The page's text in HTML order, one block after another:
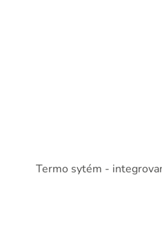
Termo sytém -